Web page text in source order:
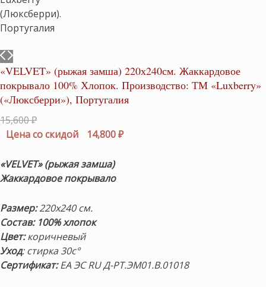
«VELVET» (рыжая замша) 220х240см. Жаккардовое
покрывало 100% Хлопок. Производство: ТМ «Luxberry»
(«Люксберри»), Португалия
15,600₽Первоначальная
цена
15,600 ₽.
Цена со скидой 14,800₽Текущая
«VELVET» (рыжая замша)
Жаккардовое покрывало
Размер:220х240 см.
Состав: 100% хлопок
Цвет:коричневый
Уход: стирка 30с°
Сертификат:ЕА ЭС RU Д-РТ.ЭМ01.В.01018